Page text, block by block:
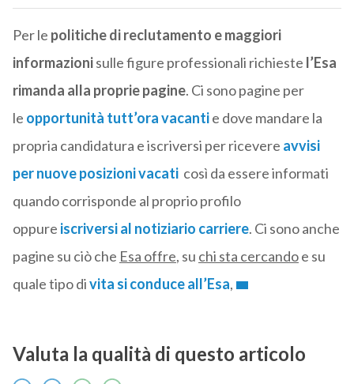
Per le politiche di reclutamento e maggiori
informazionisulle figure professionali richieste l’Esa
rimanda alla proprie pagine. Ci sono pagine per
le opportunità tutt’ora vacantie dove mandare la
propria candidatura e iscriversi per ricevere avvisi
per nuove posizioni vacati così da essere informati
quando corrisponde al proprio profilo
oppure iscriversi al notiziario carriere. Ci sono anche
pagine su ciò che Esa offre, su chi sta cercandoe su
quale tipo divita si conduce all’Esa,
Valuta la qualità di questo articolo